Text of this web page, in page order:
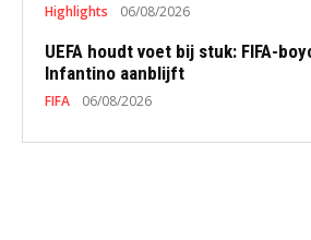
Highlights 06/08/2026
UEFA houdt voet bij stuk: FIFA-
Infantino aanblijft
FIFA 06/08/2026